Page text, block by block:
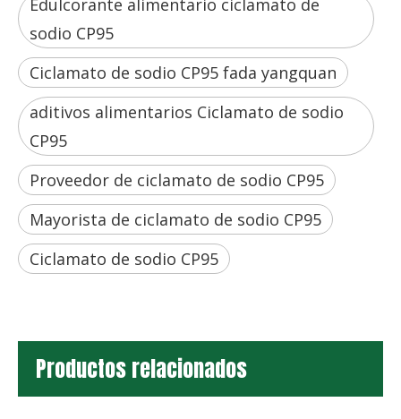
Edulcorante alimentario ciclamato de
sodio CP95
Ciclamato de sodio CP95 fada yangquan
aditivos alimentarios Ciclamato de sodio
CP95
Proveedor de ciclamato de sodio CP95
Mayorista de ciclamato de sodio CP95
Ciclamato de sodio CP95
Productos relacionados